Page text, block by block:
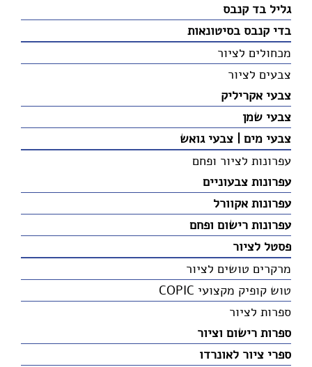
גליל בד קנבס
בדי קנבס בסיטונאות
מכחולים לציור
צבעים לציור
צבעי אקריליק
צבעי שמן
צבעי מים | צבעי גואש
עפרונות לציור ופחם
עפרונות צבעוניים
עפרונות אקוורל
עפרונות רישום ופחם
פסטל לציור
מרקרים טושים לציור
טוש קופיק מקצועי COPIC
ספרות לציור
ספרות רישום וציור
ספרי ציור לאונרדו